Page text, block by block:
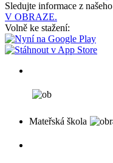
Sledujte informace z
V OBRAZE.
Volně ke stažení:
Mateřská škola